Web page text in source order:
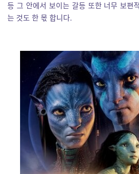
등 그 안에서 보이는 갈등 또한 너무 보편
는 것도 한 몫 합니다.